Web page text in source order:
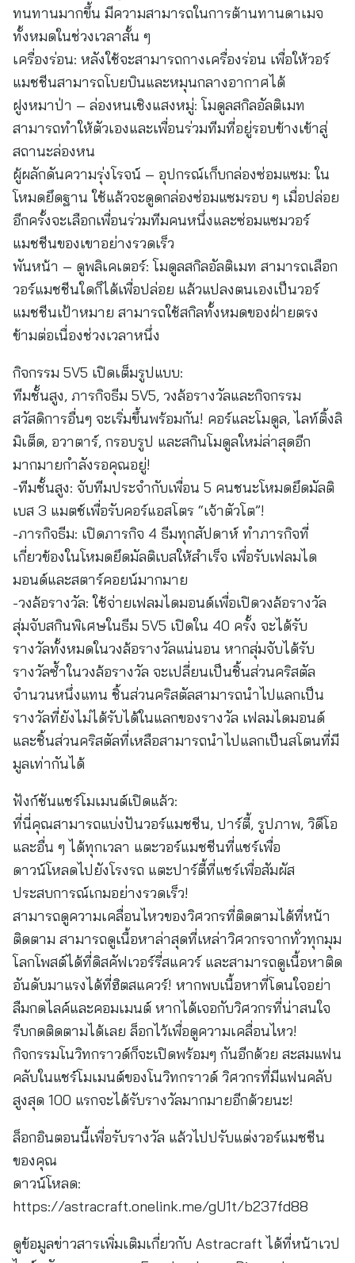
ทนทานมากขึ้น มีความสามารถในการต้านทานดาเมจ
ทั้งหมดในช่วงเวลาสั้น ๆ
เครื่องร่อน: หลังใช้จะสามารถกางเครื่องร่อน เพื่อให้วอร์
แมชชีนสามารถโบยบินและหมุนกลางอากาศได้
ฝูงหมาป่า – ล่องหนเชิงแสงหมู่: โมดูลสกิลอัลติเมท
สามารถทำให้ตัวเองและเพื่อนร่วมทีมที่อยู่รอบข้างเข้าสู่
สถานะล่องหน
ผู้ผลักดันความรุ่งโรจน์ – อุปกรณ์เก็บกล่องซ่อมแซม: ใน
โหมดยึดฐาน ใช้แล้วจะดูดกล่องซ่อมแซมรอบ ๆ เมื่อปล่อย
อีกครั้งจะเลือกเพื่อนร่วมทีมคนหนึ่งและซ่อมแซมวอร์
แมชชีนของเขาอย่างรวดเร็ว
พันหน้า – ดูพลิเคเตอร์: โมดูลสกิลอัลติเมท สามารถเลือก
วอร์แมชชีนใดก็ได้เพื่อปล่อย แล้วแปลงตนเองเป็นวอร์
แมชชีนเป้าหมาย สามารถใช้สกิลทั้งหมดของฝ่ายตรง
ข้ามต่อเนื่องช่วงเวลาหนึ่ง
กิจกรรม 5V5 เปิดเต็มรูปแบบ:
ทีมชั้นสูง, ภารกิจธีม 5V5, วงล้อรางวัลและกิจกรรม
สวัสดิการอื่นๆ จะเริ่มขึ้นพร้อมกัน! คอร์และโมดูล, ไลท์ติ้งลิ
มิเต็ด, อวาตาร์, กรอบรูป และสกินโมดูลใหม่ล่าสุดอีก
มากมายกำลังรอคุณอยู่!
-ทีมชั้นสูง: จับทีมประจำกับเพื่อน 5 คนชนะโหมดยึดมัลติ
เบส 3 แมตช์เพื่อรับคอร์แอสโตร “เจ้าตัวโต”!
-ภารกิจธีม: เปิดภารกิจ 4 ธีมทุกสัปดาห์ ทำภารกิจที่
เกี่ยวข้องในโหมดยึดมัลติเบสให้สำเร็จ เพื่อรับเฟลมได
มอนด์และสตาร์คอยน์มากมาย
-วงล้อรางวัล: ใช้จ่ายเฟลมไดมอนด์เพื่อเปิดวงล้อรางวัล
สุ่มจับสกินพิเศษในธีม 5V5 เปิดใน 40 ครั้ง จะได้รับ
รางวัลทั้งหมดในวงล้อรางวัลแน่นอน หากสุ่มจับได้รับ
รางวัลซ้ำในวงล้อรางวัล จะเปลี่ยนเป็นชิ้นส่วนคริสตัล
จำนวนหนึ่งแทน ชิ้นส่วนคริสตัลสามารถนำไปแลกเป็น
รางวัลที่ยังไม่ได้รับได้ในแลกของรางวัล เฟลมไดมอนด์
และชิ้นส่วนคริสตัลที่เหลือสามารถนำไปแลกเป็นสโตนที่มี
มูลเท่ากันได้
ฟังก์ชันแชร์โมเมนต์เปิดแล้ว:
ที่นี่คุณสามารถแบ่งปันวอร์แมชชีน, ปาร์ตี้, รูปภาพ, วิดีโอ
และอื่น ๆ ได้ทุกเวลา แตะวอร์แมชชีนที่แชร์เพื่อ
ดาวน์โหลดไปยังโรงรถ แตะปาร์ตี้ที่แชร์เพื่อสัมผัส
ประสบการณ์เกมอย่างรวดเร็ว!
สามารถดูความเคลื่อนไหวของวิศวกรที่ติดตามได้ที่หน้า
ติดตาม สามารถดูเนื้อหาล่าสุดที่เหล่าวิศวกรจากทั่วทุกมุม
โลกโพสต์ได้ที่ดิสคัฟเวอร์รี่สแควร์ และสามารถดูเนื้อหาติด
อันดับมาแรงได้ที่ฮิตสแควร์! หากพบเนื้อหาที่โดนใจอย่า
ลืมกดไลค์และคอมเมนต์ หากได้เจอกับวิศวกรที่น่าสนใจ
รีบกดติดตามได้เลย ล็อกไว้เพื่อดูความเคลื่อนไหว!
กิจกรรมโนวิทกราวด์ก็จะเปิดพร้อมๆ กันอีกด้วย สะสมแฟน
คลับในแชร์โมเมนต์ของโนวิทกราวด์ วิศวกรที่มีแฟนคลับ
สูงสุด 100 แรกจะได้รับรางวัลมากมายอีกด้วยนะ!
ล็อกอินตอนนี้เพื่อรับรางวัล แล้วไปปรับแต่งวอร์แมชชีน
ของคุณ
ดาวน์โหลด:
https://astracraft.onelink.me/gU1t/b237fd88
ดูข้อมูลข่าวสารเพิ่มเติมเกี่ยวกับ Astracraft ได้ที่หน้าเวป